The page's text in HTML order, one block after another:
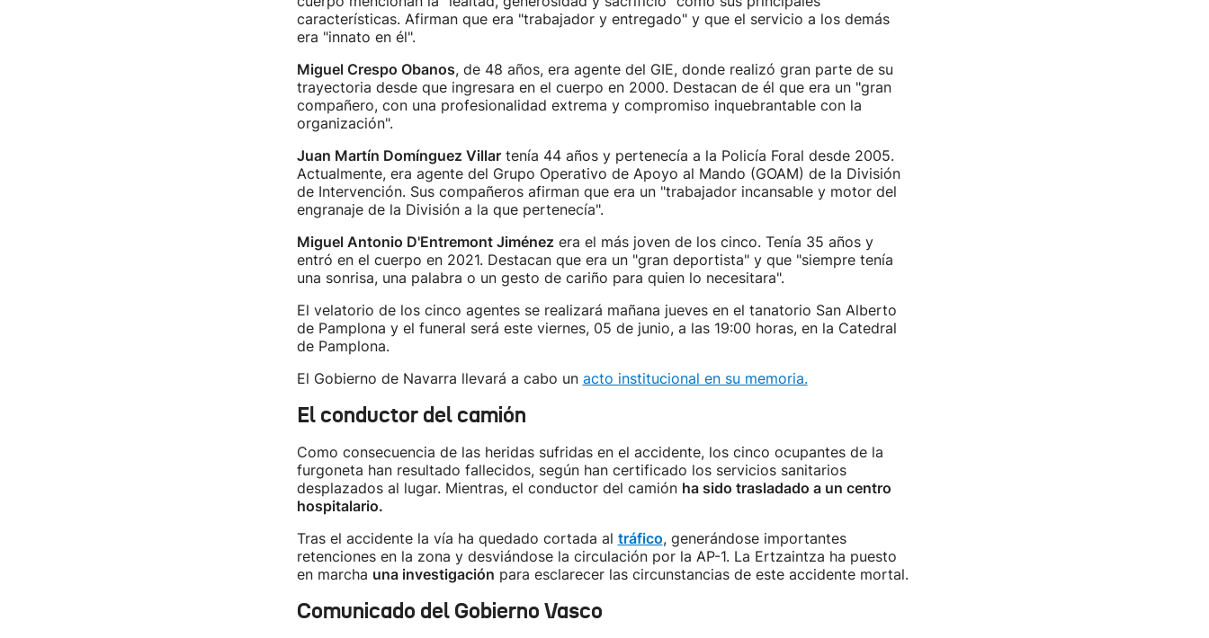
características. Afirman que era "trabajador y entregado" y que el servicio a los demás
era "innato en él".
Miguel Crespo Obanos, de 48 años, era agente del GIE, donde realizó gran parte de su
trayectoria desde que ingresara en el cuerpo en 2000. Destacan de él que era un "gran
compañero, con una profesionalidad extrema y compromiso inquebrantable con la
organización".
Juan Martín Domínguez Villartenía 44 años y pertenecía a la Policía Foral desde 2005.
Actualmente, era agente del Grupo Operativo de Apoyo al Mando (GOAM) de la División
de Intervención. Sus compañeros afirman que era un "trabajador incansable y motor del
engranaje de la División a la que pertenecía".
Miguel Antonio D'Entremont Jiménezera el más joven de los cinco. Tenía 35 años y
entró en el cuerpo en 2021. Destacan que era un "gran deportista" y que "siempre tenía
una sonrisa, una palabra o un gesto de cariño para quien lo necesitara".
El velatorio de los cinco agentes se realizará mañana jueves en el tanatorio San Alberto
de Pamplona y el funeral será este viernes, 05 de junio, a las 19:00 horas, en la Catedral
de Pamplona.
El Gobierno de Navarra llevará a cabo un acto institucional en su memoria.
El conductor del camión
Como consecuencia de las heridas sufridas en el accidente, los cinco ocupantes de la
furgoneta han resultado fallecidos, según han certificado los servicios sanitarios
desplazados al lugar. Mientras, el conductor del camión ha sido trasladado a un centro
hospitalario.
Tras el accidente la vía ha quedado cortada al tráfico, generándose importantes
retenciones en la zona y desviándose la circulación por la AP-1. La Ertzaintza ha puesto
en marcha una investigación para esclarecer las circunstancias de este accidente mortal.
Comunicado del Gobierno Vasco